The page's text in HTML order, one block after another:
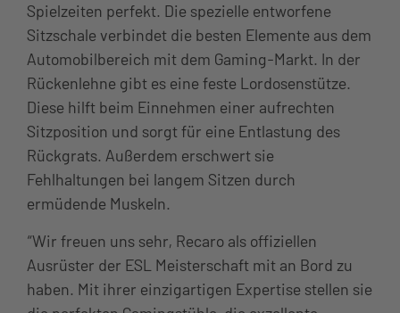
Spielzeiten perfekt. Die spezielle entworfene
Sitzschale verbindet die besten Elemente aus dem
Automobilbereich mit dem Gaming-Markt. In der
Rückenlehne gibt es eine feste Lordosenstütze.
Diese hilft beim Einnehmen einer aufrechten
Sitzposition und sorgt für eine Entlastung des
Rückgrats. Außerdem erschwert sie
Fehlhaltungen bei langem Sitzen durch
ermüdende Muskeln.
“Wir freuen uns sehr, Recaro als offiziellen
Ausrüster der ESL Meisterschaft mit an Bord zu
haben. Mit ihrer einzigartigen Expertise stellen sie